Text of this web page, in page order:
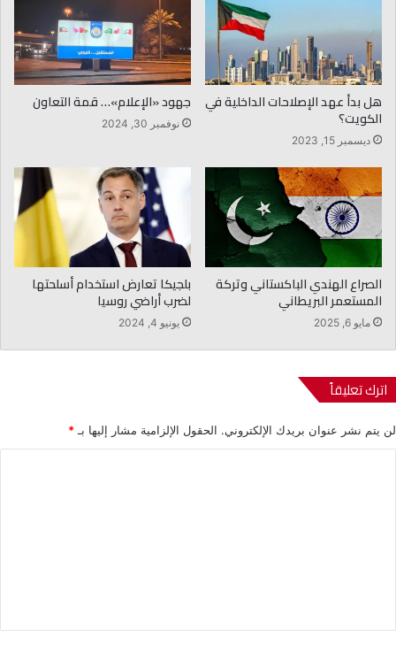
هل بدأ عهد الإصلاحات الداخلية في
الكويت؟
ديسمبر 15, 2023
جهود «الإعلام»… قمة التعاون
نوفمبر 30, 2024
الصراع الهندي الباكستاني وتركة
المستعمر البريطاني
مايو 6, 2025
بلجيكا تعارض استخدام أسلحتها
لضرب أراضي روسيا
يونيو 4, 2024
اترك تعليقاً
لن يتم نشر عنوان بريدك الإلكتروني. الحقول الإلزامية مشار إليها بـ *